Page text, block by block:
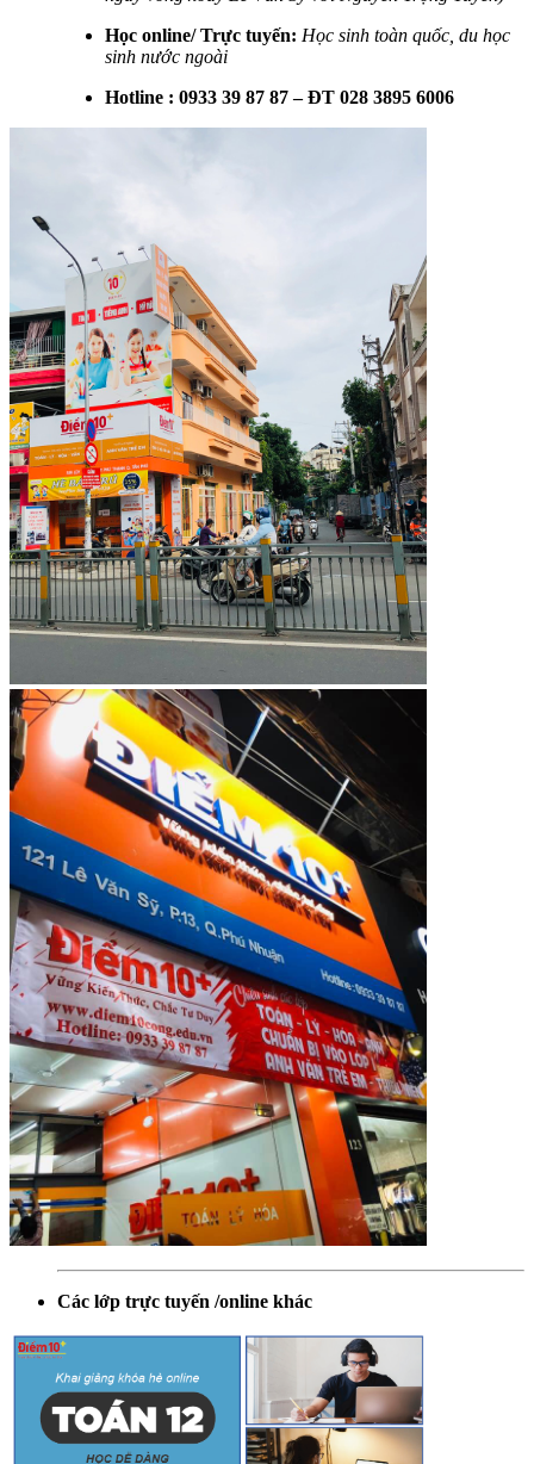
Học online/ Trực tuyến: Học sinh toàn quốc, du học
sinh nước ngoài
Hotline : 0933 39 87 87 – ĐT 028 3895 6006
Các lớp trực tuyến /online khác